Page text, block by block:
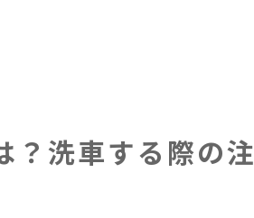
？洗車する際の注